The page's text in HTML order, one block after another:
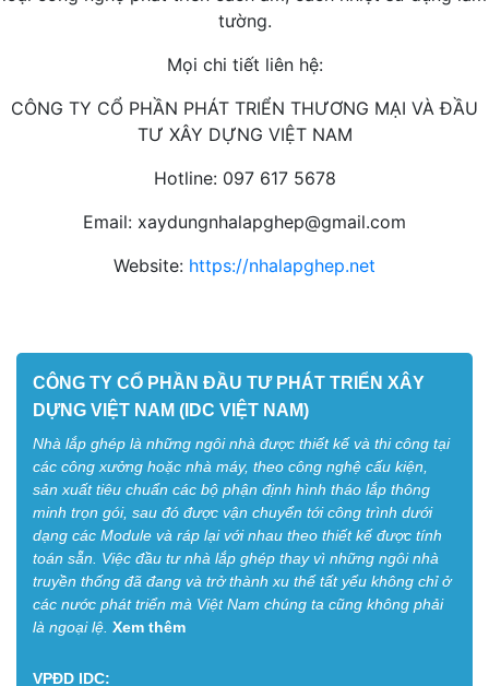
tường.
Mọi chi tiết liên hệ:
CÔNG TY CỔ PHẦN PHÁT TRIỂN THƯƠNG MẠI VÀ ĐẦU
TƯ XÂY DỰNG VIỆT NAM
Hotline: 097 617 5678
Email: xaydungnhalapghep@gmail.com
Website: https://nhalapghep.net
CÔNG TY CỔ PHẦN ĐẦU TƯ PHÁT TRIỂN XÂY
DỰNG VIỆT NAM (IDC VIỆT NAM)
Nhà lắp ghép là những ngôi nhà được thiết kế và thi công tại
các công xưởng hoặc nhà máy, theo công nghệ cấu kiện,
sản xuất tiêu chuẩn các bộ phận định hình tháo lắp thông
minh trọn gói, sau đó được vận chuyển tới công trình dưới
dạng các Module và ráp lại với nhau theo thiết kế được tính
toán sẵn. Việc đầu tư nhà lắp ghép thay vì những ngôi nhà
truyền thống đã đang và trở thành xu thế tất yếu không chỉ ở
các nước phát triển mà Việt Nam chúng ta cũng không phải
là ngoại lệ. Xem thêm
VPĐD IDC: